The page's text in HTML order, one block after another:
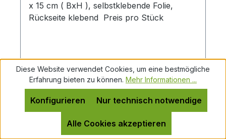
x 15 cm ( BxH ), selbstklebende Folie,
Rückseite klebend Preis pro Stück
Regulärer Preis:
12,22 €
In den Warenkorb
Diese Website verwendet Cookies, um eine bestmögliche
Erfahrung bieten zu können. Mehr Informationen ...
Nur technisch notwendige
Konfigurieren
Alle Cookies akzeptieren